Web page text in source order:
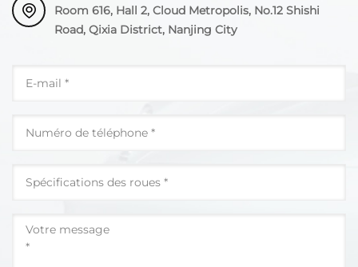
Room 616, Hall 2, Cloud Metropolis, No.12 Shishi
Road, Qixia District, Nanjing City